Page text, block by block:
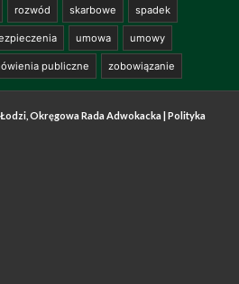
rozwód skarbowe spadek
umowa umowy
publiczne zobowiązanie
Okręgowa Rada Adwokacka | Polityka